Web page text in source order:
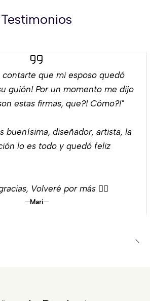
Testimonios
contarte que mi esposo quedó
guión! Por un momento me dijo
estas firmas, que?! Cómo?!"
buenísima, diseñador, artista, la
lo es todo y quedó feliz
Volveré por más 👌🏻
Mari